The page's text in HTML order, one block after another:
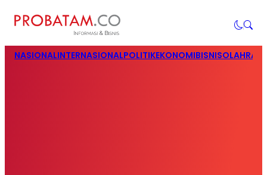
NASIONALINTERNASIONALPOLITIKEKONOMIBISNIS